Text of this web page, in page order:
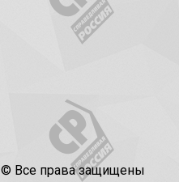
© Все права защищены